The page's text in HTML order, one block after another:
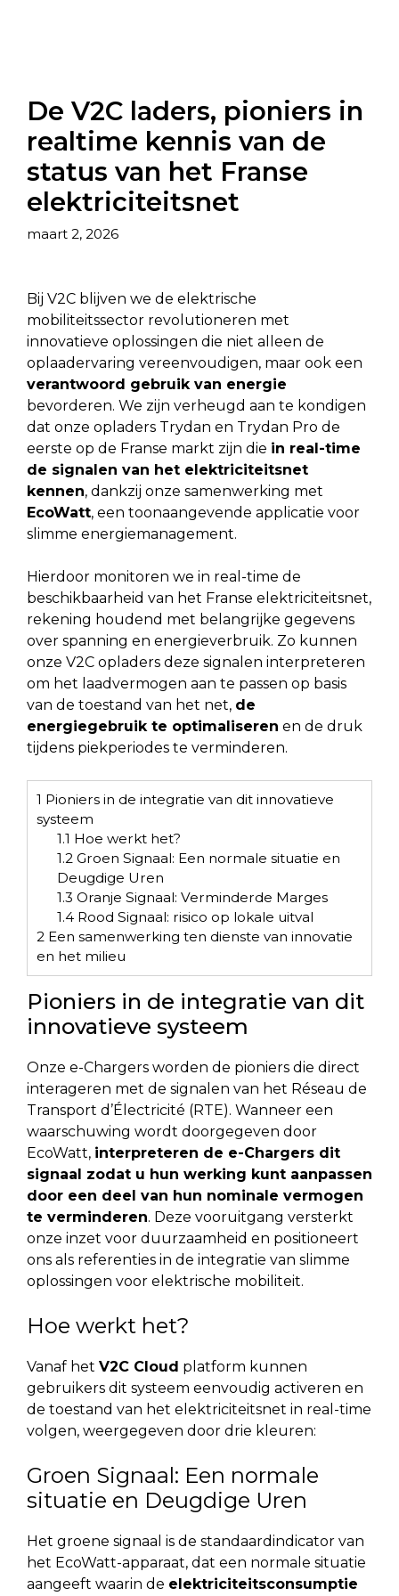
De V2C laders, pioniers in
realtime kennis van de
status van het Franse
elektriciteitsnet
maart 2, 2026
Bij V2C blijven we de elektrische
mobiliteitssector revolutioneren met
innovatieve oplossingen die niet alleen de
oplaadervaring vereenvoudigen, maar ook een
verantwoord gebruik van energie
bevorderen. We zijn verheugd aan te kondigen
dat onze opladers Trydan en Trydan Pro de
eerste op de Franse markt zijn die in real-time
de signalen van het elektriciteitsnet
kennen, dankzij onze samenwerking met
EcoWatt, een toonaangevende applicatie voor
slimme energiemanagement.
Hierdoor monitoren we in real-time de
beschikbaarheid van het Franse elektriciteitsnet,
rekening houdend met belangrijke gegevens
over spanning en energieverbruik. Zo kunnen
onze V2C opladers deze signalen interpreteren
om het laadvermogen aan te passen op basis
van de toestand van het net, de
energiegebruik te optimaliseren en de druk
tijdens piekperiodes te verminderen.
1 Pioniers in de integratie van dit innovatieve
systeem
1.1 Hoe werkt het?
1.2Groen Signaal: Een normale situatie en
Deugdige Uren
1.3 Oranje Signaal: Verminderde Marges
1.4Rood Signaal: risico op lokale uitval
2 Een samenwerking ten dienste van innovatie
en het milieu
Pioniers in de integratie van dit
innovatieve systeem
Onze e-Chargers worden de pioniers die direct
interageren met de signalen van het Réseau de
Transport d’Électricité (RTE). Wanneer een
waarschuwing wordt doorgegeven door
EcoWatt, interpreteren de e-Chargers dit
signaal zodat u hun werking kunt aanpassen
door een deel van hun nominale vermogen
te verminderen. Deze vooruitgang versterkt
onze inzet voor duurzaamheid en positioneert
ons als referenties in de integratie van slimme
oplossingen voor elektrische mobiliteit.
Hoe werkt het?
Vanaf het V2C Cloud platform kunnen
gebruikers dit systeem eenvoudig activeren en
de toestand van het elektriciteitsnet in real-time
volgen, weergegeven door drie kleuren:
Groen Signaal: Een normale
situatie en Deugdige Uren
Het groene signaal is de standaardindicator van
het EcoWatt-apparaat, dat een normale situatie
aangeeft waarin de elektriciteitsconsumptie